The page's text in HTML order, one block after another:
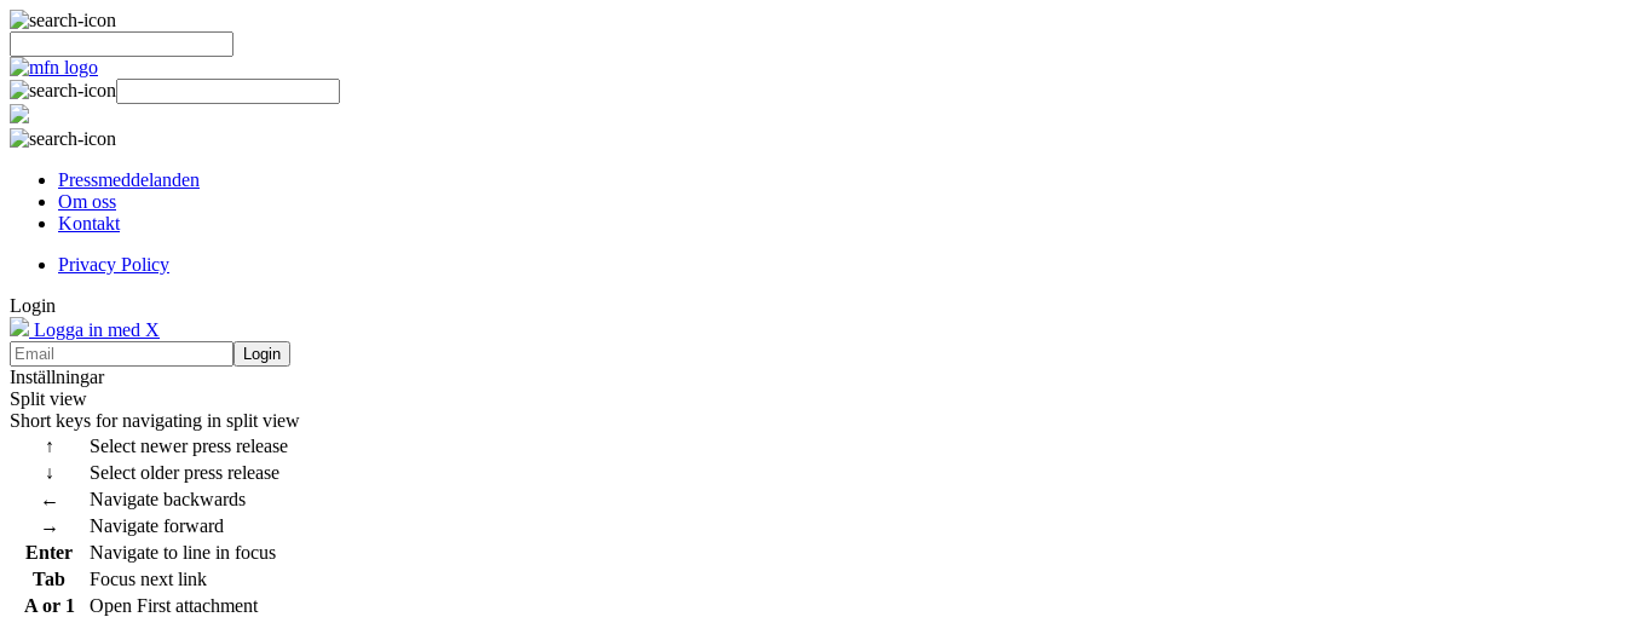
Pressmeddelanden
Om oss
Kontakt
Privacy Policy
Login
Logga in med X
Login
Inställningar
Split view
Short keys for navigating in split view
↑
Select newer press release
↓
Select older press release
←
Navigate backwards
→
Navigate forward
Enter
Navigate to line in focus
Tab
Focus next link
A or 1
Open First attachment